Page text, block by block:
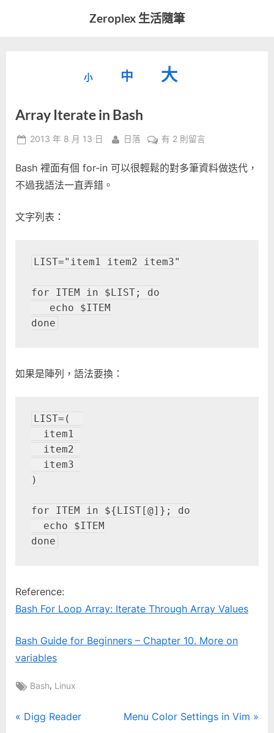
Zeroplex 生活隨筆
發
活
事
小
型
小。
中
重
型
大
大
字
型
Array Iterate in Bash
Posted
2013 年 8 月 13 日 By
日落
在
Iterate
有 2 則留言
Bash 裡面有個 for-in 可以很輕鬆的對多筆資料做迭代，
不過我語法一直弄錯。
文字列表：
LIST="item1 item2 item3"
for ITEM in $LIST; do
done
如果是陣列，語法要換：
LIST=(
)
for ITEM in ${LIST[@]}; do
done
Reference:
Bash For Loop Array: Iterate Through Array Values
Bash Guide for Beginners – Chapter 10. More on
variables
Tags:
Bash, Linux
文
P
Digg Reader
N
Menu Color Settings in Vim